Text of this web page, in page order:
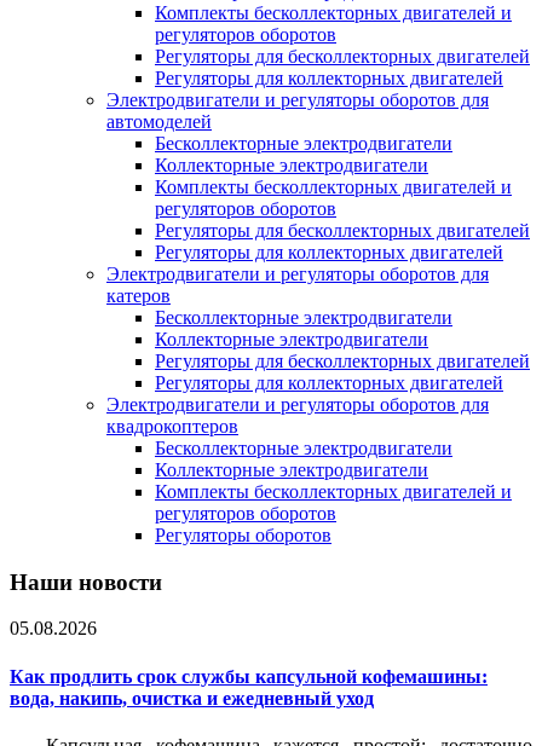
Комплекты бесколлекторных двигателей и
регуляторов оборотов
Регуляторы для бесколлекторных двигателей
Регуляторы для коллекторных двигателей
Электродвигатели и регуляторы оборотов для
автомоделей
Бесколлекторные электродвигатели
Коллекторные электродвигатели
Комплекты бесколлекторных двигателей и
регуляторов оборотов
Регуляторы для бесколлекторных двигателей
Регуляторы для коллекторных двигателей
Электродвигатели и регуляторы оборотов для
катеров
Бесколлекторные электродвигатели
Коллекторные электродвигатели
Регуляторы для бесколлекторных двигателей
Регуляторы для коллекторных двигателей
Электродвигатели и регуляторы оборотов для
квадрокоптеров
Бесколлекторные электродвигатели
Коллекторные электродвигатели
Комплекты бесколлекторных двигателей и
регуляторов оборотов
Регуляторы оборотов
Наши новости
05.08.2026
Как продлить срок службы капсульной кофемашины:
вода, накипь, очистка и ежедневный уход